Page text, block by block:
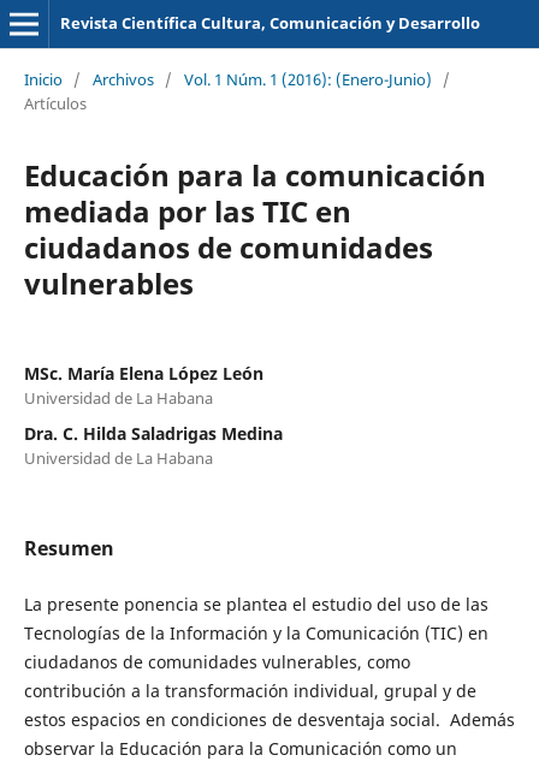
Revista Científica Cultura, Comunicación y Desarrollo
Inicio / Archivos / Vol. 1 Núm. 1 (2016): (Enero-Junio)
/
Artículos
Educación para la comunicación
mediada por las TIC en
ciudadanos de comunidades
vulnerables
MSc. María Elena López León
Universidad de La Habana
Dra. C. Hilda Saladrigas Medina
Universidad de La Habana
Resumen
La presente ponencia se plantea el estudio del uso de las
Tecnologías de la Información y la Comunicación (TIC) en
ciudadanos de comunidades vulnerables, como
contribución a la transformación individual, grupal y de
estos espacios en condiciones de desventaja social. Además
observar la Educación para la Comunicación como un